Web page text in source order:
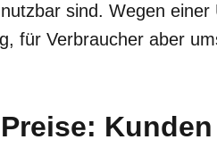
sind. Wegen
für Verbraucher aber